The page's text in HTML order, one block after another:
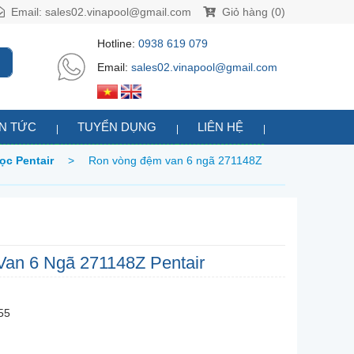
Giỏ hàng (0)
Email: sales02.vinapool@gmail.com
Hotline: 0938 619 079
Email: sales02.vinapool@gmail.com
TỨC TUYỂN DỤNG LIÊN HỆ
Pentair > Ron vòng đệm van 6 ngã 271148Z
6 Ngã 271148Z Pentair